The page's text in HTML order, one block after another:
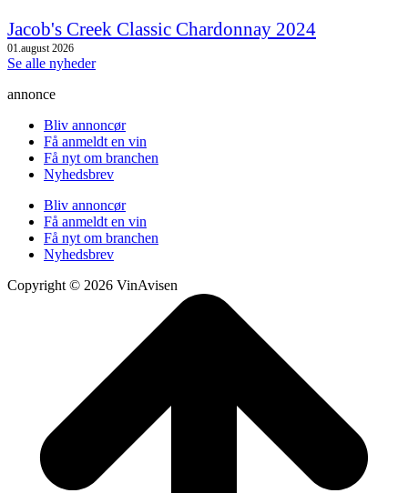
Jacob's Creek Classic Chardonnay 2024
01.august 2026
Se alle nyheder
annonce
Bliv annoncør
Få anmeldt en vin
Få nyt om branchen
Nyhedsbrev
Bliv annoncør
Få anmeldt en vin
Få nyt om branchen
Nyhedsbrev
Copyright © 2026 VinAvisen